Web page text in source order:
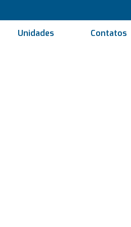
Unidades Contatos